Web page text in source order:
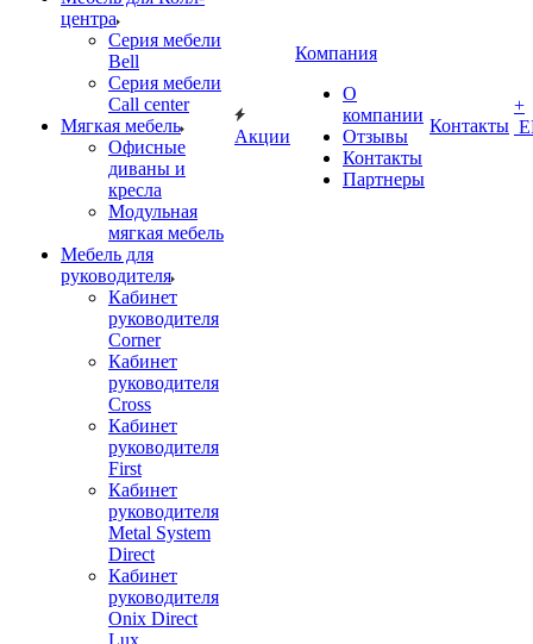
центра
Серия мебели
Bell
Серия мебели
Call center
Мягкая мебель
Офисные
диваны и
кресла
Модульная
мягкая мебель
Мебель для
руководителя
Кабинет
руководителя
Corner
Кабинет
руководителя
Cross
Кабинет
руководителя
First
Кабинет
руководителя
Metal System
Direct
Кабинет
руководителя
Onix Direct
Lux
Акции
Компания
О
компании
Отзывы
Контакты
Партнеры
Контакты
+